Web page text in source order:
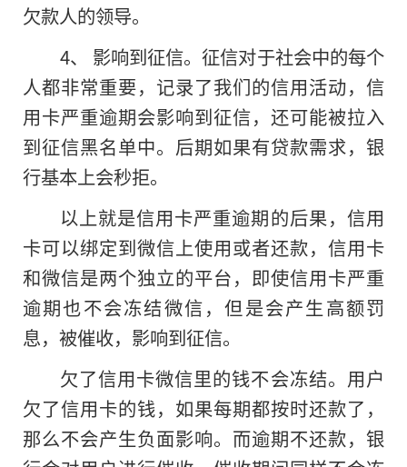
欠款人的领导。
4、 影响到征信。征信对于社会中的每个
人都非常重要， 记录了我们的信用活动，信
用卡严重逾期会影响到征信，还可能被拉入
到征信黑名单中。后期如果有贷款需求，银
行基本上会秒拒。
以上就是信用卡严重逾期的后果，信用
卡可以绑定到微信上使用或者还款，信用卡
和微信是两个独立的平台，即使信用卡严重
逾期也不会冻结微信，但是会产生高额罚
息，被催收，影响到征信。
欠了信用卡微信里的钱不会冻结。用户
欠了信用卡的钱，如果每期都按时还款了，
那么不会产生负面影响。而逾期不还款，银